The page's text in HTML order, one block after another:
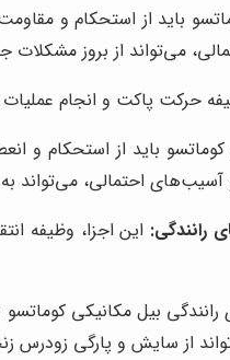
باید از استحکام و
می‌تواند از بروز مشکلات
حرکت پاکت و انجام
باید از استحکام و
احتمالی، می‌تواند
رانندگی: این اجزا، وظیفه
بیل مکانیکی کوماتسو
از سایش و پارگی زودرس